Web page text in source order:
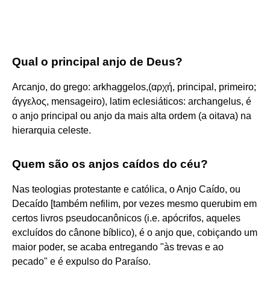
Qual o principal anjo de Deus?
Arcanjo, do grego: arkhaggelos,(αρχή, principal, primeiro;
άγγελος, mensageiro), latim eclesiáticos: archangelus, é
o anjo principal ou anjo da mais alta ordem (a oitava) na
hierarquia celeste.
Quem são os anjos caídos do céu?
Nas teologias protestante e católica, o Anjo Caído, ou
Decaído [também nefilim, por vezes mesmo querubim em
certos livros pseudocanônicos (i.e. apócrifos, aqueles
excluídos do cânone bíblico), é o anjo que, cobiçando um
maior poder, se acaba entregando "às trevas e ao
pecado" e é expulso do Paraíso.